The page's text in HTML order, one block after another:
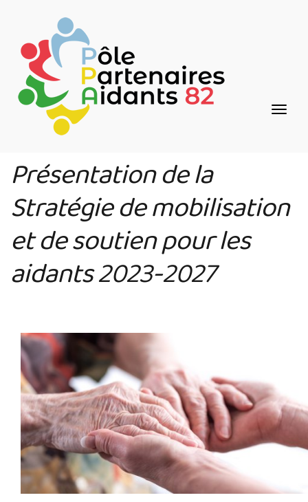
contenu
principal
Présentation de la
Stratégie de mobilisation
et de soutien pour les
aidants 2023-2027